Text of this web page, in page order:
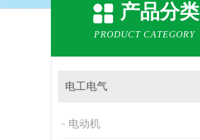
产品分类
PRODUCT CATEGORY
电工电气
电动机